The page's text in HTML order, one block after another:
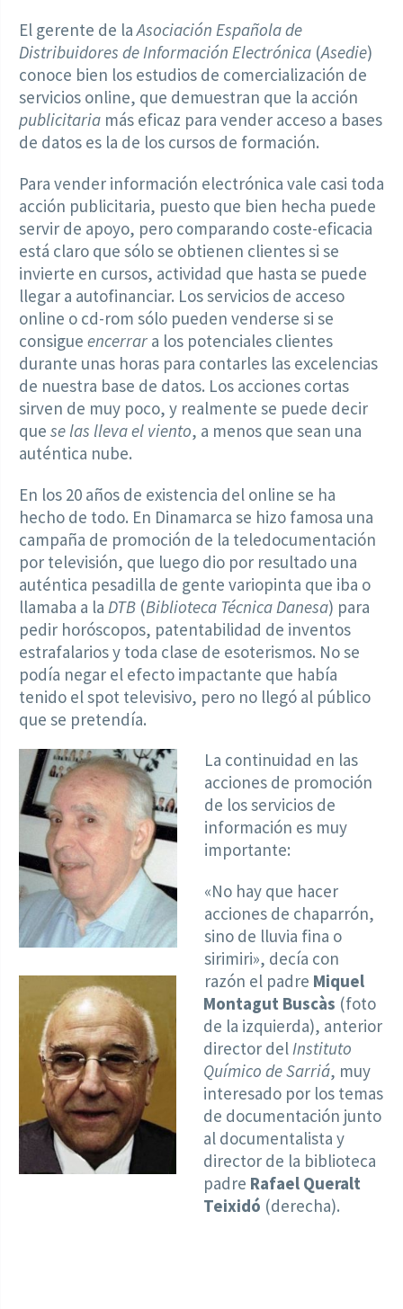
El gerente de laAsociación Española de
Distribuidores de Información Electrónica (Asedie)
conoce bien los estudios de comercialización de
servicios online, que demuestran que la acción
publicitaria más eficaz para vender acceso a bases
de datos es la de los cursos de formación.
Para vender información electrónica vale casi toda
acción publicitaria, puesto que bien hecha puede
servir de apoyo, pero comparando coste-eficacia
está claro que sólo se obtienen clientes si se
invierte en cursos, actividad que hasta se puede
llegar a autofinanciar. Los servicios de acceso
online o cd-rom sólo pueden venderse si se
consigue encerrar a los potenciales clientes
durante unas horas para contarles las excelencias
de nuestra base de datos. Los acciones cortas
sirven de muy poco, y realmente se puede decir
que se las lleva el viento, a menos que sean una
auténtica nube.
En los 20 años de existencia del online se ha
hecho de todo. En Dinamarca se hizo famosa una
campaña de promoción de la teledocumentación
por televisión, que luego dio por resultado una
auténtica pesadilla de gente variopinta que iba o
llamaba a la DTB (Biblioteca Técnica Danesa) para
pedir horóscopos, patentabilidad de inventos
estrafalarios y toda clase de esoterismos. No se
podía negar el efecto impactante que había
tenido el spot televisivo, pero no llegó al público
que se pretendía.
La continuidad en las
acciones de promoción
de los servicios de
información es muy
importante:
«No hay que hacer
acciones de chaparrón,
sino de lluvia fina o
sirimiri», decía con
razón el padre Miquel
Montagut Buscàs (foto
de la izquierda), anterior
director delInstituto
Químico de Sarriá, muy
interesado por los temas
de documentación junto
al documentalista y
director de la biblioteca
padre Rafael Queralt
Teixidó (derecha).